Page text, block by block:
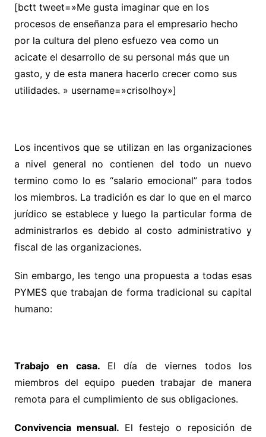
[bctt tweet=»Me gusta imaginar que en los
procesos de enseñanza para el empresario hecho
por la cultura del pleno esfuezo vea como un
acicate el desarrollo de su personal más que un
gasto, y de esta manera hacerlo crecer como sus
utilidades. » username=»crisolhoy»]
Los incentivos que se utilizan en las organizaciones
a nivel general no contienen del todo un nuevo
termino como lo es “salario emocional” para todos
los miembros. La tradición es dar lo que en el marco
jurídico se establece y luego la particular forma de
administrarlos es debido al costo administrativo y
fiscal de las organizaciones.
Sin embargo, les tengo una propuesta a todas esas
PYMES que trabajan de forma tradicional su capital
humano:
Trabajo en casa. El día de viernes todos los
miembros del equipo pueden trabajar de manera
remota para el cumplimiento de sus obligaciones.
Convivencia mensual. El festejo o reposición de